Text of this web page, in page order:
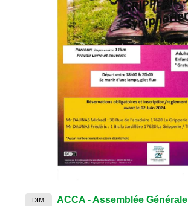
DIM ACCA - Assemblée Générale